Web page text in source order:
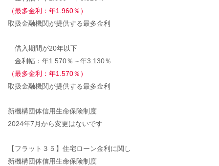
（最多金利：年1.960％）
取扱金融機関が提供する最多金利
借入期間が20年以下
金利幅：年1.570％～年3.130％
（最多金利：年1.570％）
取扱金融機関が提供する最多金利
新機構団体信用生命保険制度
2024年7月から変更はないです
【フラット３５】住宅ローン金利に関し
新機構団体信用生命保険制度